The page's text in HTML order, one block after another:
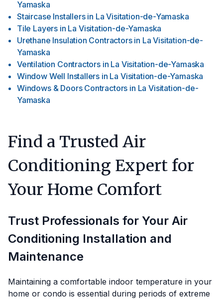
Yamaska
Staircase Installers in La Visitation-de-Yamaska
Tile Layers in La Visitation-de-Yamaska
Urethane Insulation Contractors in La Visitation-de-
Yamaska
Ventilation Contractors in La Visitation-de-Yamaska
Window Well Installers in La Visitation-de-Yamaska
Windows & Doors Contractors in La Visitation-de-
Yamaska
Find a Trusted Air
Conditioning Expert for
Your Home Comfort
Trust Professionals for Your Air
Conditioning Installation and
Maintenance
Maintaining a comfortable indoor temperature in your
home or condo is essential during periods of extreme